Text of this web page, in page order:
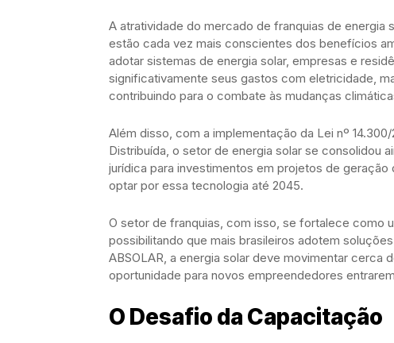
A atratividade do mercado de franquias de energia
estão cada vez mais conscientes dos benefícios
adotar sistemas de energia solar, empresas e
significativamente seus gastos com eletricidade,
contribuindo para o combate às mudanças
Além disso, com a implementação da Lei nº
Distribuída, o setor de energia solar se consolidou
jurídica para investimentos em projetos de
optar por essa tecnologia até 2045.
O setor de franquias, com isso, se fortalece como
possibilitando que mais brasileiros adotem
ABSOLAR, a energia solar deve movimentar cerca
oportunidade para novos empreendedores
O Desafio da Capacitação